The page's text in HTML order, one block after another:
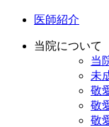
医師紹介
当院について
当
未
敬
敬
敬